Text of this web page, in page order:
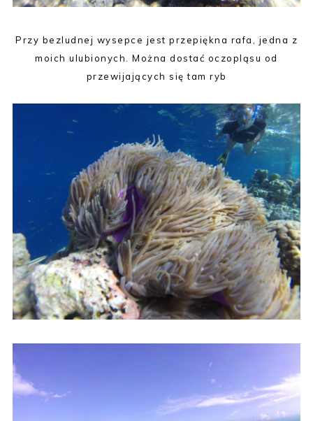
Przy bezludnej wysepce jest przepiękna rafa, jedna z
moich ulubionych. Można dostać oczopląsu od
przewijających się tam ryb